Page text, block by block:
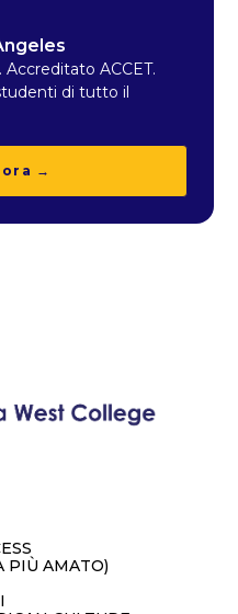
ACCET.
di tutto il
ora →
PIÙ AMATO)